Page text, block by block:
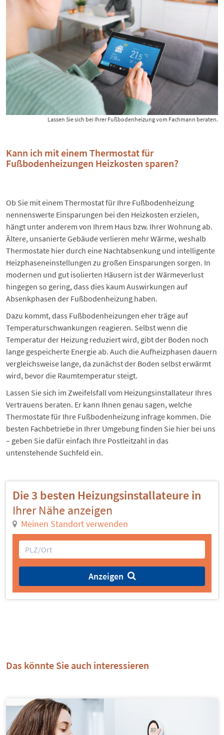
Lassen Sie sich bei Ihrer Fußbodenheizung vom Fachmann beraten.
Kann ich mit einem Thermostat für
Fußbodenheizungen Heizkosten sparen?
Ob Sie mit einem Thermostat für Ihre Fußbodenheizung
nennenswerte Einsparungen bei den Heizkosten erzielen,
hängt unter anderem von Ihrem Haus bzw. Ihrer Wohnung ab.
Ältere, unsanierte Gebäude verlieren mehr Wärme, weshalb
Thermostate hier durch eine Nachtabsenkung und intelligente
Heizphaseneinstellungen zu großen Einsparungen sorgen. In
modernen und gut isolierten Häusern ist derWärmeverlust
hingegen so gering, dass dies kaum Auswirkungen auf
Absenkphasen der Fußbodenheizung haben.
Dazu kommt, dass Fußbodenheizungen eher träge auf
Temperaturschwankungen reagieren. Selbst wenn die
Temperatur der Heizung reduziert wird, gibt der Boden noch
lange gespeicherte Energie ab. Auch die Aufheizphasen dauern
vergleichsweise lange, da zunächst der Boden selbst erwärmt
wird, bevor die Raumtemperatur steigt.
Lassen Sie sich im Zweifelsfall vom Heizungsinstallateur Ihres
Vertrauens beraten. Er kann Ihnen genau sagen, welche
Thermostate für Ihre Fußbodenheizung infrage kommen. Die
besten Fachbetriebe in Ihrer Umgebung finden Sie hier bei uns
– geben Sie dafür einfach Ihre Postleitzahl in das
untenstehende Suchfeld ein.
Die 3 besten Heizungsinstallateure in
Ihrer Nähe anzeigen
Meinen Standort verwenden
Anzeigen
Das könnte Sie auch interessieren